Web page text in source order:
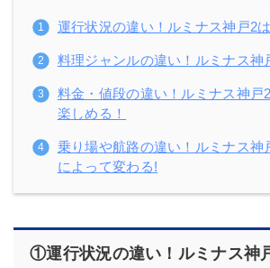
運行状況の違い！ルミナス神戸2
料理ジャンルの違い！ルミナス神
料金・値段の違い！ルミナス神戸
楽しめる！
乗り場や航路の違い！ルミナス神
によって変わる!
①運行状況の違い！ルミナス神